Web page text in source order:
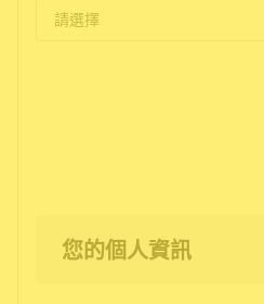
您的個人資訊